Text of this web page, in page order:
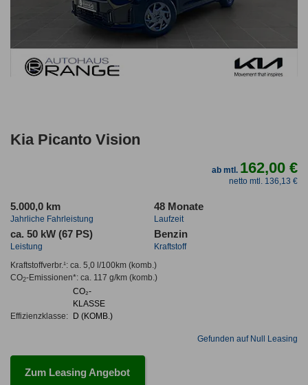
Kia Picanto Vision
ab mtl. 162,00 €
netto mtl. 136,13 €
5.000,0 km
Jahrliche Fahrleistung
48 Monate
Laufzeit
ca. 50 kW (67 PS)
Leistung
Benzin
Kraftstoff
Kraftstoffverbr.¹: ca. 5,0 l/100km(komb.)
CO2-Emissionen*: ca. 117 g/km(komb.)
Effizienzklasse:
CO₂-
KLASSE
D (KOMB.)
Gefunden auf Null Leasing
Zum Leasing Angebot